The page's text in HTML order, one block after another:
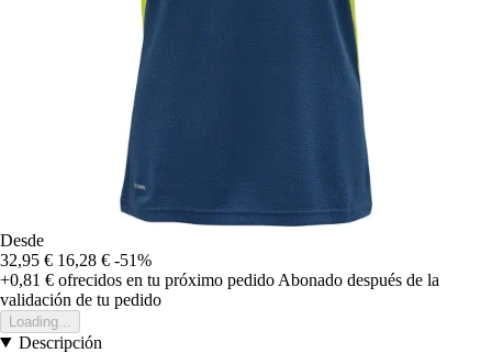
Desde
32,95 € 16,28 € -51%
+0,81 € ofrecidos en tu próximo pedido Abonado después de la
validación de tu pedido
Loading...
Descripción